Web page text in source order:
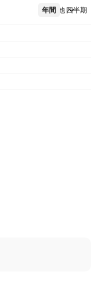
年間 四半期
その他